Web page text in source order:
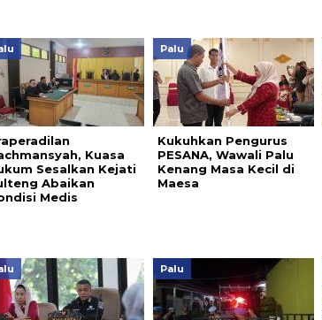
Kuasa
Sesalkan Kejati
Abaikan
Medis
Palu
Kukuhkan Pengurus
PESANA, Wawali Palu
Kenang Masa Kecil di
Maesa
Palu